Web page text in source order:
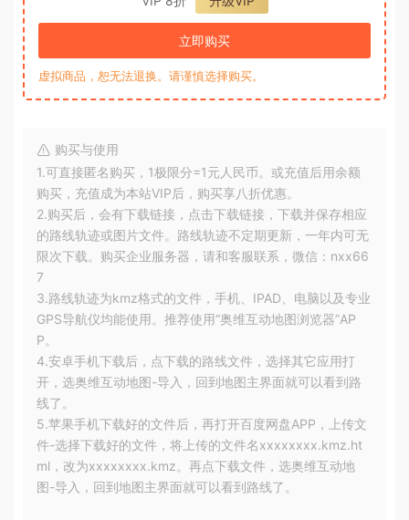
立即购买
虚拟商品，恕无法退换。请谨慎选择购买。
购买与使用
1.可直接匿名购买，1极限分=1元人民币。或充值后用余额
购买，充值成为本站VIP后，购买享八折优惠。
2.购买后，会有下载链接，点击下载链接，下载并保存相应
的路线轨迹或图片文件。路线轨迹不定期更新，一年内可无
限次下载。购买企业服务器，请和客服联系，微信：nxx66
7
3.路线轨迹为kmz格式的文件，手机、IPAD、电脑以及专业
GPS导航仪均能使用。推荐使用“奥维互动地图浏览器”AP
P。
4.安卓手机下载后，点下载的路线文件，选择其它应用打
开，选奥维互动地图-导入，回到地图主界面就可以看到路
线了。
5.苹果手机下载好的文件后，再打开百度网盘APP，上传文
件-选择下载好的文件，将上传的文件名xxxxxxxx.kmz.ht
ml，改为xxxxxxxx.kmz。再点下载文件，选奥维互动地
图-导入，回到地图主界面就可以看到路线了。